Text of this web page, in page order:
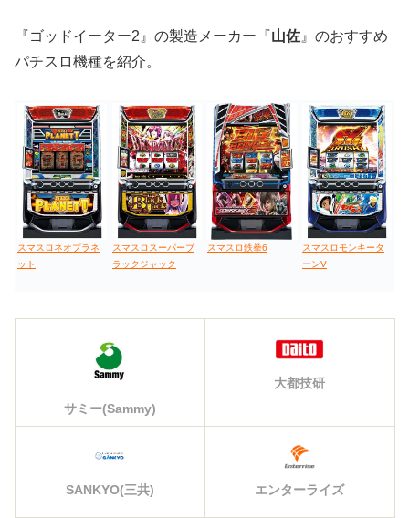
『ゴッドイーター2』の製造メーカー『山佐 』のおすすめ
パチスロ機種を紹介。
スマスロネオプラネ
ット
スマスロスーパーブ
ラックジャック
スマスロ鉄拳6
スマスロモンキータ
ーンV
サミー(Sammy)
大都技研
SANKYO(三共) エンターライズ